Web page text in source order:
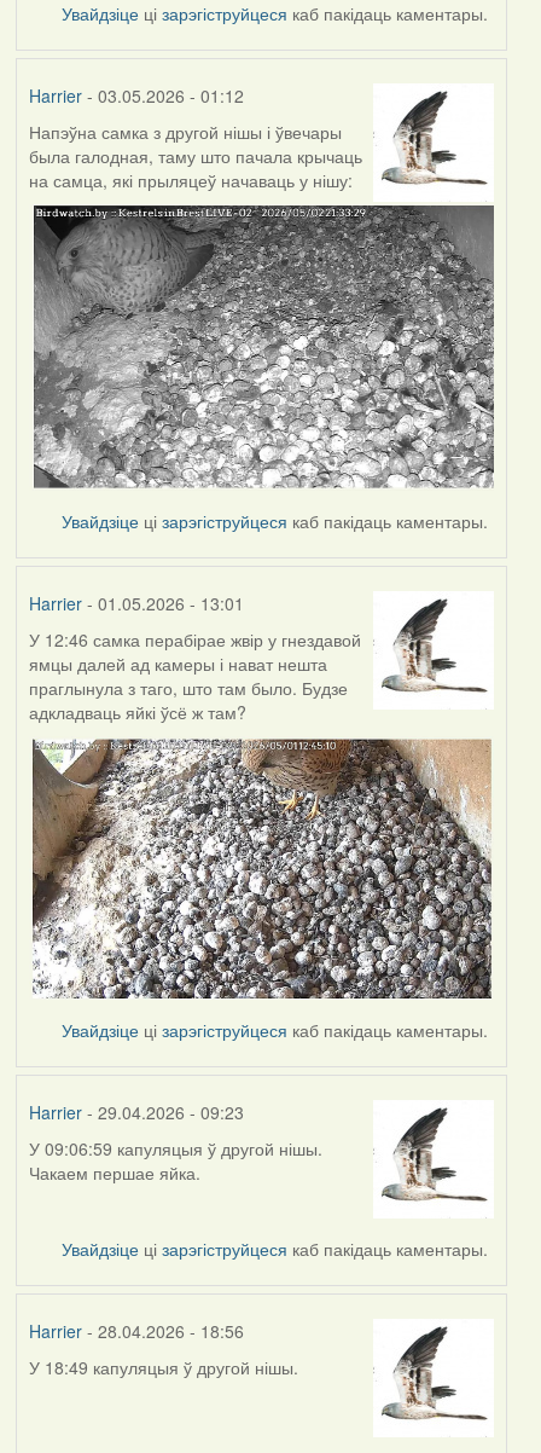
Увайдзіце цізарэгіструйцеся каб пакідаць каментары.
Harrier- 03.05.2026 - 01:12
Напэўна самка з другой нішы і ўвечары
была галодная, таму што пачала крычаць
на самца, які прыляцеў начаваць у нішу:
Увайдзіце цізарэгіструйцеся каб пакідаць каментары.
Harrier- 01.05.2026 - 13:01
У 12:46 самка перабірае жвір у гнездавой
ямцы далей ад камеры і нават нешта
праглынула з таго, што там было. Будзе
адкладваць яйкі ўсё ж там?
Увайдзіце цізарэгіструйцеся каб пакідаць каментары.
Harrier- 29.04.2026 - 09:23
У 09:06:59 капуляцыя ў другой нішы.
Чакаем першае яйка.
Увайдзіце цізарэгіструйцеся каб пакідаць каментары.
Harrier- 28.04.2026 - 18:56
У 18:49 капуляцыя ў другой нішы.